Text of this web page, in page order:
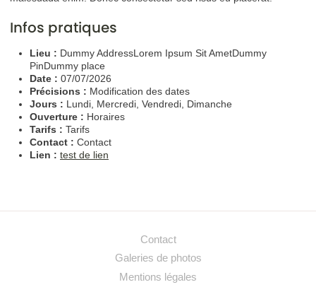
Infos pratiques
Lieu : Dummy AddressLorem Ipsum Sit AmetDummy
PinDummy place
Date : 07/07/2026
Précisions : Modification des dates
Jours : Lundi, Mercredi, Vendredi, Dimanche
Ouverture : Horaires
Tarifs : Tarifs
Contact : Contact
Lien : test de lien
Contact
Galeries de photos
Mentions légales